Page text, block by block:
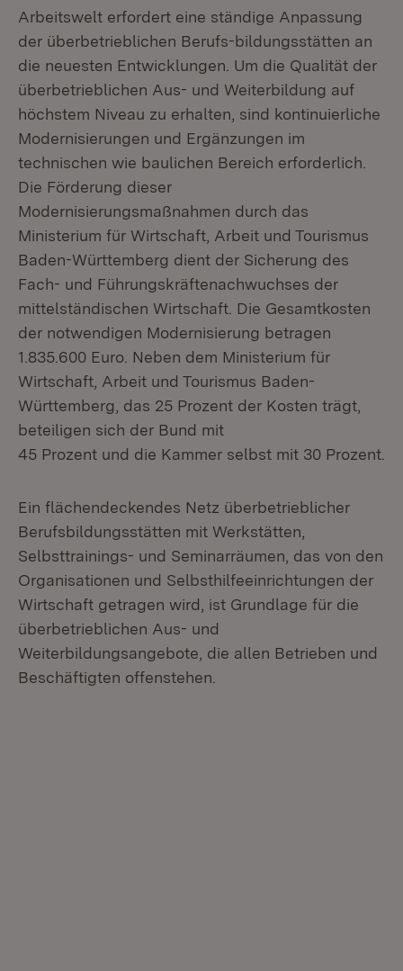
Arbeitswelt erfordert eine ständige Anpassung
der überbetrieblichen Berufs-bildungsstätten an
die neuesten Entwicklungen. Um die Qualität der
überbetrieblichen Aus- und Weiterbildung auf
höchstem Niveau zu erhalten, sind kontinuierliche
Modernisierungen und Ergänzungen im
technischen wie baulichen Bereich erforderlich.
Die Förderung dieser
Modernisierungsmaßnahmen durch das
Ministerium für Wirtschaft, Arbeit und Tourismus
Baden-Württemberg dient der Sicherung des
Fach- und Führungskräftenachwuchses der
mittelständischen Wirtschaft. Die Gesamtkosten
der notwendigen Modernisierung betragen
1.835.600 Euro. Neben dem Ministerium für
Wirtschaft, Arbeit und Tourismus Baden-
Württemberg, das 25 Prozent der Kosten trägt,
beteiligen sich der Bund mit
45 Prozent und die Kammer selbst mit 30 Prozent.
Ein flächendeckendes Netz überbetrieblicher
Berufsbildungsstätten mit Werkstätten,
Selbsttrainings- und Seminarräumen, das von den
Organisationen und Selbsthilfeeinrichtungen der
Wirtschaft getragen wird, ist Grundlage für die
überbetrieblichen Aus- und
Weiterbildungsangebote, die allen Betrieben und
Beschäftigten offenstehen.